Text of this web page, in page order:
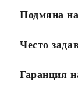
Подмяна
Често
Гаранция